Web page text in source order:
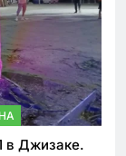
в Джизаке.